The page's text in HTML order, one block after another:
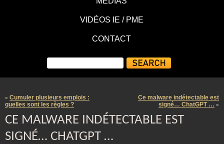
VIDÉOS IE / PME
CONTACT
« Cumuler plusieurs emplois :
quelles sont les règles ?
Ce malware indétectable est
signé… ChatGPT … »
CE MALWARE INDÉTECTABLE EST
SIGNÉ… CHATGPT …